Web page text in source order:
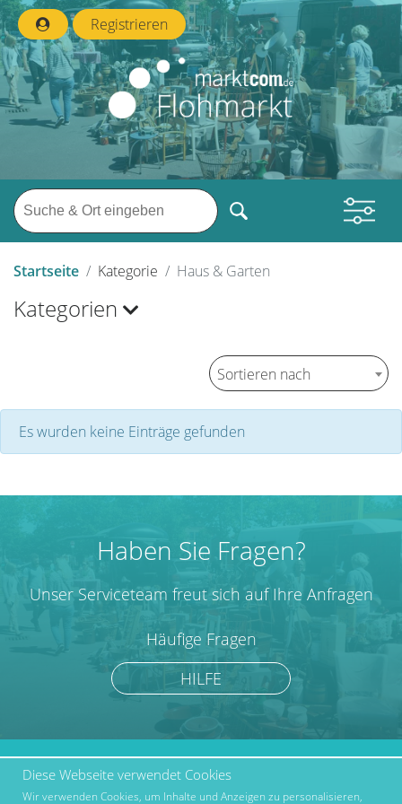
Registrieren
Startseite Kategorie Haus & Garten
Kategorien
Sortieren nach
Es wurden keine Einträge gefunden
Haben Sie Fragen?
Unser Serviceteam freut sich auf Ihre Anfragen
Häufige Fragen
HILFE
marktcom.de Deutschland
GmbH © 2019
Werben bei Marktcom
Diese Webseite verwendet Cookies
Wir verwenden Cookies, um Inhalte und Anzeigen zu personalisieren,